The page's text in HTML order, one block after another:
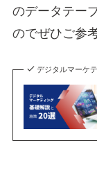
のデータテー
のでぜひご参
デジタルマーケ